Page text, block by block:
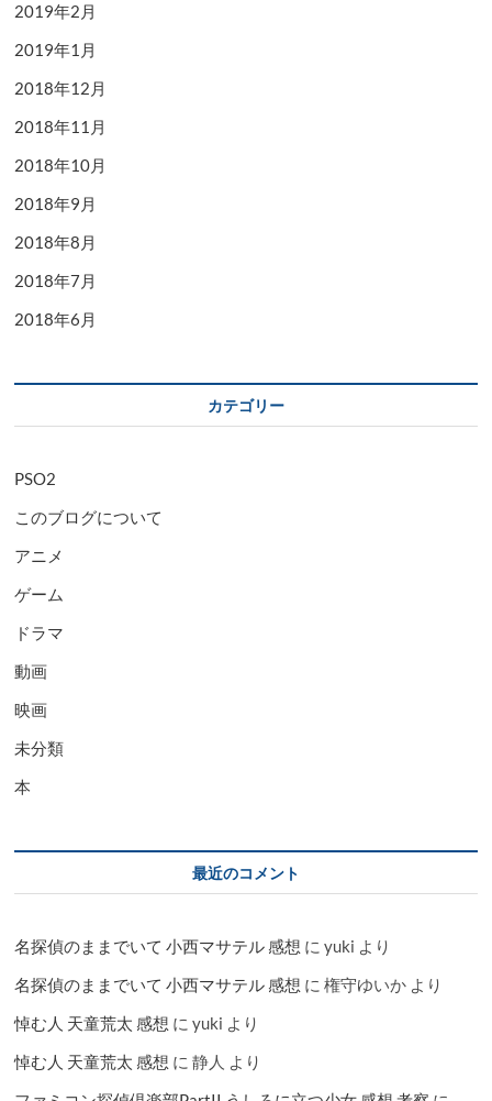
2019年2月
2019年1月
2018年12月
2018年11月
2018年10月
2018年9月
2018年8月
2018年7月
2018年6月
カテゴリー
PSO2
このブログについて
アニメ
ゲーム
ドラマ
動画
映画
未分類
本
最近のコメント
名探偵のままでいて 小西マサテル 感想 にyuki より
名探偵のままでいて 小西マサテル 感想 に権守ゆいか より
悼む人 天童荒太 感想 にyuki より
悼む人 天童荒太 感想 に静人 より